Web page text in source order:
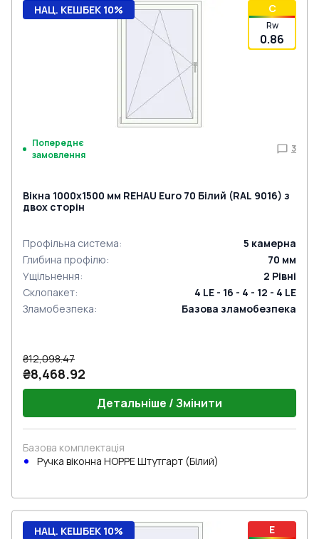
C
Rw
0.86
НАЦ. КЕШБЕК 10%
Попереднє
замовлення
3
Вікна 1000x1500 мм REHAU Euro 70 Білий (RAL 9016) з
двох сторін
Профільна система: 5 камерна
Глибина профілю: 70 мм
Ущільнення: 2 Рівні
Склопакет:
4 LE - 16 - 4 - 12 - 4 LE
Зламобезпека: Базова зламобезпека
₴12,098.47
₴8,468.92
Детальніше / Змінити
Базова комплектація
Ручка віконна HOPPE Штутгарт (Білий)
E
НАЦ. КЕШБЕК 10%